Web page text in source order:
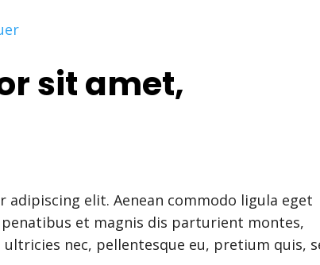
sit amet,
elit. Aenean commodo ligula eget
penatibus et magnis dis parturient montes,
nec, pellentesque eu, pretium quis,